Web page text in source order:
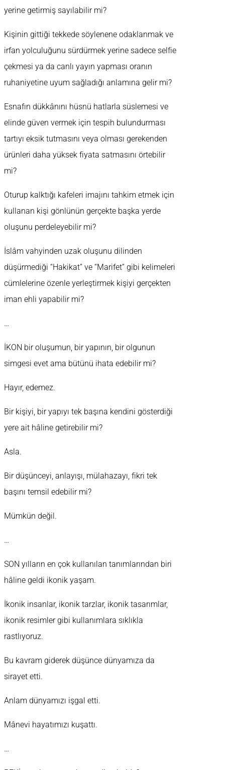
yerine getirmiş sayılabilir mi?
Kişinin gittiği tekkede söylenene odaklanmak ve
irfan yolculuğunu sürdürmek yerine sadece selfie
çekmesi ya da canlı yayın yapması oranın
ruhaniyetine uyum sağladığı anlamına gelir mi?
Esnafın dükkânını hüsnü hatlarla süslemesi ve
elinde güven vermek için tespih bulundurması
tartıyı eksik tutmasını veya olması gerekenden
ürünleri daha yüksek fiyata satmasını örtebilir
mi?
Oturup kalktığı kafeleri imajını tahkim etmek için
kullanan kişi gönlünün gerçekte başka yerde
oluşunu perdeleyebilir mi?
İslâm vahyinden uzak oluşunu dilinden
düşürmediği “Hakikat” ve “Marifet” gibi kelimeleri
cümlelerine özenle yerleştirmek kişiyi gerçekten
iman ehli yapabilir mi?
…
İKON bir oluşumun, bir yapının, bir olgunun
simgesi evet ama bütünü ihata edebilir mi?
Hayır, edemez.
Bir kişiyi, bir yapıyı tek başına kendini gösterdiği
yere ait hâline getirebilir mi?
Asla.
Bir düşünceyi, anlayışı, mülahazayı, fikri tek
başını temsil edebilir mi?
Mümkün değil.
…
SON yılların en çok kullanılan tanımlarından biri
hâline geldi ikonik yaşam.
İkonik insanlar, ikonik tarzlar, ikonik tasarımlar,
ikonik resimler gibi kullanımlara sıklıkla
rastlıyoruz.
Bu kavram giderek düşünce dünyamıza da
sirayet etti.
Anlam dünyamızı işgal etti.
Mânevi hayatımızı kuşattı.
…